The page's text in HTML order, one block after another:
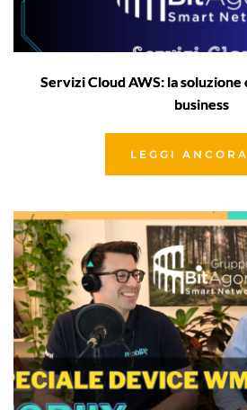
Servizi Cloud AWS: la
business
LEGGI ANCORA